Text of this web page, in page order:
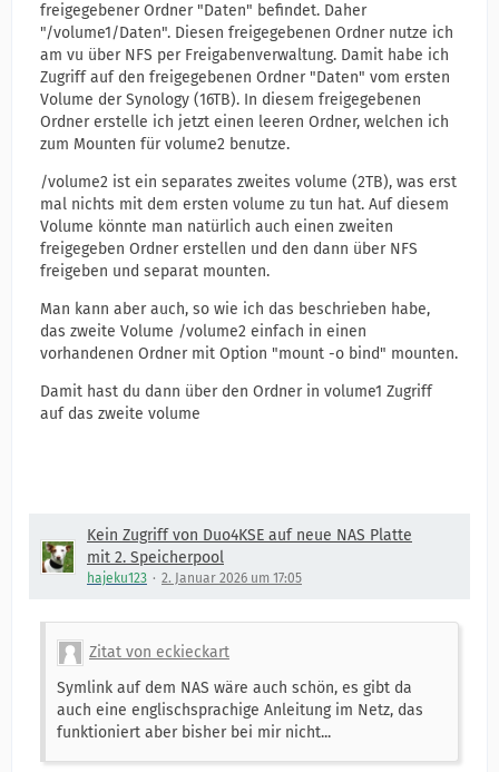
freigegebener Ordner "Daten" befindet. Daher
"/volume1/Daten". Diesen freigegebenen Ordner nutze ich
am vu über NFS per Freigabenverwaltung. Damit habe ich
Zugriff auf den freigegebenen Ordner "Daten" vom ersten
Volume der Synology (16TB). In diesem freigegebenen
Ordner erstelle ich jetzt einen leeren Ordner, welchen ich
zum Mounten für volume2 benutze.
/volume2 ist ein separates zweites volume (2TB), was erst
mal nichts mit dem ersten volume zu tun hat. Auf diesem
Volume könnte man natürlich auch einen zweiten
freigegeben Ordner erstellen und den dann über NFS
freigeben und separat mounten.
Man kann aber auch, so wie ich das beschrieben habe,
das zweite Volume /volume2 einfach in einen
vorhandenen Ordner mit Option "mount -o bind" mounten.
Damit hast du dann über den Ordner in volume1 Zugriff
auf das zweite volume
Kein Zugriff von Duo4KSE auf neue NAS Platte
mit 2. Speicherpool
hajeku123 2. Januar 2026 um 17:05
Zitat von eckieckart
Symlink auf dem NAS wäre auch schön, es gibt da
auch eine englischsprachige Anleitung im Netz, das
funktioniert aber bisher bei mir nicht...